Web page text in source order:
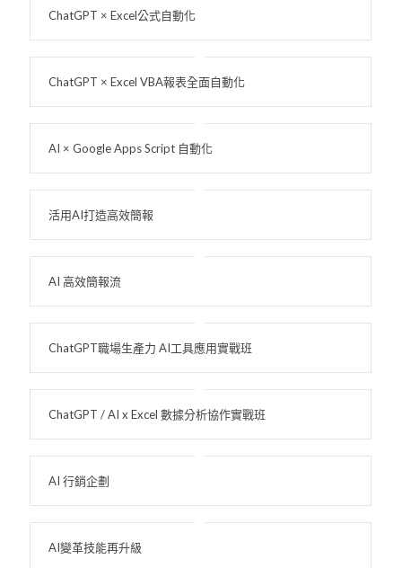
ChatGPT × Excel公式自動化
ChatGPT × Excel VBA報表全面自動化
AI × Google Apps Script 自動化
活用AI打造高效簡報
AI 高效簡報流
ChatGPT職場生產力 AI工具應用實戰班
ChatGPT / AI x Excel 數據分析協作實戰班
AI 行銷企劃
AI變革技能再升級